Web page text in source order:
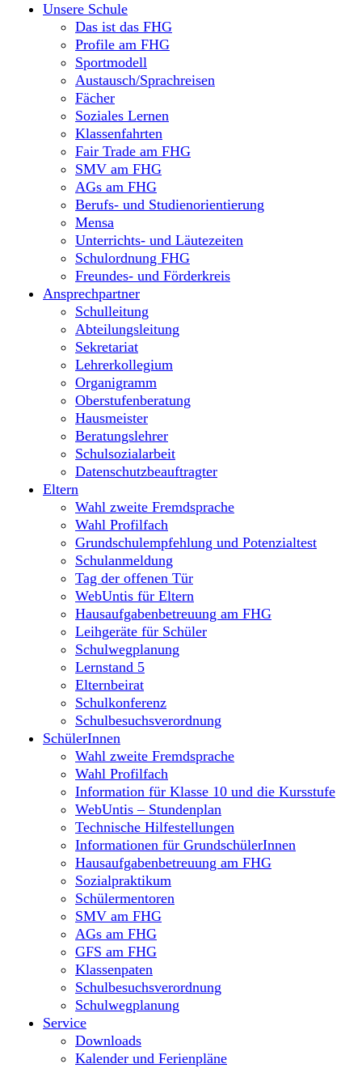
Unsere Schule
Das ist das FHG
Profile am FHG
Sportmodell
Austausch/Sprachreisen
Fächer
Soziales Lernen
Klassenfahrten
Fair Trade am FHG
SMV am FHG
AGs am FHG
Berufs- und Studienorientierung
Mensa
Unterrichts- und Läutezeiten
Schulordnung FHG
Freundes- und Förderkreis
Ansprechpartner
Schulleitung
Abteilungsleitung
Sekretariat
Lehrerkollegium
Organigramm
Oberstufenberatung
Hausmeister
Beratungslehrer
Schulsozialarbeit
Datenschutzbeauftragter
Eltern
Wahl zweite Fremdsprache
Wahl Profilfach
Grundschulempfehlung und Potenzialtest
Schulanmeldung
Tag der offenen Tür
WebUntis für Eltern
Hausaufgabenbetreuung am FHG
Leihgeräte für Schüler
Schulwegplanung
Lernstand 5
Elternbeirat
Schulkonferenz
Schulbesuchsverordnung
SchülerInnen
Wahl zweite Fremdsprache
Wahl Profilfach
Information für Klasse 10 und die Kursstufe
WebUntis – Stundenplan
Technische Hilfestellungen
Informationen für GrundschülerInnen
Hausaufgabenbetreuung am FHG
Sozialpraktikum
Schülermentoren
SMV am FHG
AGs am FHG
GFS am FHG
Klassenpaten
Schulbesuchsverordnung
Schulwegplanung
Service
Downloads
Kalender und Ferienpläne